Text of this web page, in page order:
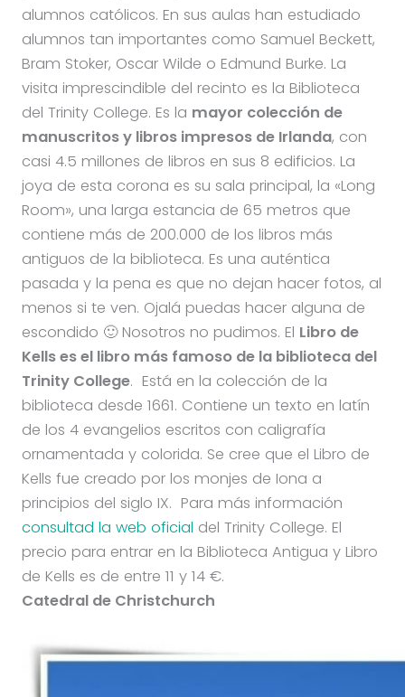
alumnos católicos. En sus aulas han estudiado
alumnos tan importantes como Samuel Beckett,
Bram Stoker, Oscar Wilde o Edmund Burke. La
visita imprescindible del recinto es la Biblioteca
del Trinity College. Es la mayor colección de
manuscritos y libros impresos de Irlanda, con
casi 4.5 millones de libros en sus 8 edificios. La
joya de esta corona es su sala principal, la «Long
Room», una larga estancia de 65 metros que
contiene más de 200.000 de los libros más
antiguos de la biblioteca. Es una auténtica
pasada y la pena es que no dejan hacer fotos, al
menos si te ven. Ojalá puedas hacer alguna de
escondido 🙂 Nosotros no pudimos. El Libro de
Kells es el libro más famoso de la biblioteca del
Trinity College. Está en la colección de la
biblioteca desde 1661. Contiene un texto en latín
de los 4 evangelios escritos con caligrafía
ornamentada y colorida. Se cree que el Libro de
Kells fue creado por los monjes de Iona a
principios del siglo IX. Para más información
consultad la web oficial del Trinity College. El
precio para entrar en la Biblioteca Antigua y Libro
de Kells es de entre 11 y 14 €.
Catedral de Christchurch